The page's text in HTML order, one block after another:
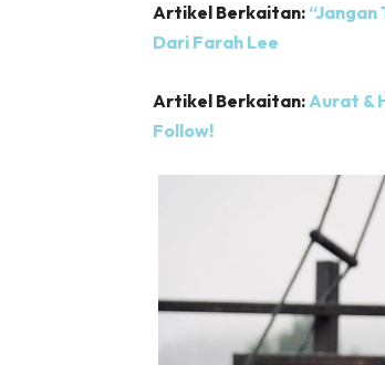
Artikel Berkaitan: “Jangan
Dari Farah Lee
Artikel Berkaitan:Aurat &
Follow!